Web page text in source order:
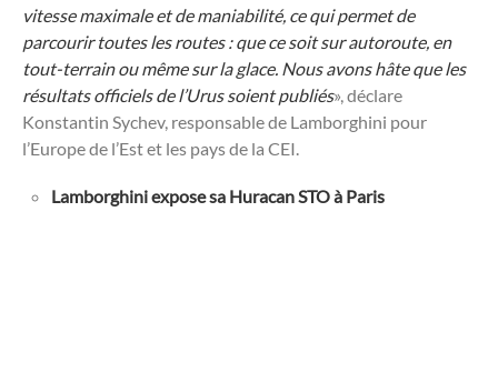
vitesse maximale et de maniabilité, ce qui permet de
parcourir toutes les routes : que ce soit sur autoroute, en
tout-terrain ou même sur la glace. Nous avons hâte que les
résultats officiels de l’Urus soient publiés», déclare
Konstantin Sychev, responsable de Lamborghini pour
l’Europe de l’Est et les pays de la CEI.
Lamborghini expose sa Huracan STO à Paris